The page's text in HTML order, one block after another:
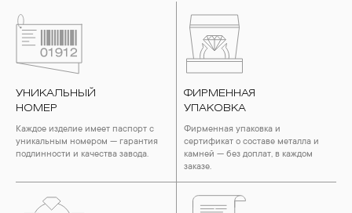
УНИКАЛЬНЫЙ
НОМЕР
Каждое изделие имеет паспорт с
уникальным номером — гарантия
подлинности и качества завода.
ФИРМЕННАЯ
УПАКОВКА
Фирменная упаковка и
сертификат о составе металла и
камней — без доплат, в каждом
заказе.